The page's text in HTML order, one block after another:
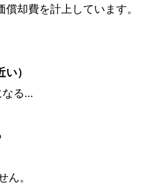
却費を計上しています。
）
なる…
ん。